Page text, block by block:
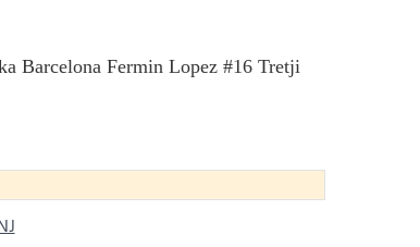
Barcelona Fermin Lopez #16 Tretji